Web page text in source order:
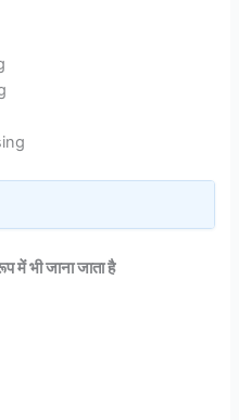
में भी जाना जाता है